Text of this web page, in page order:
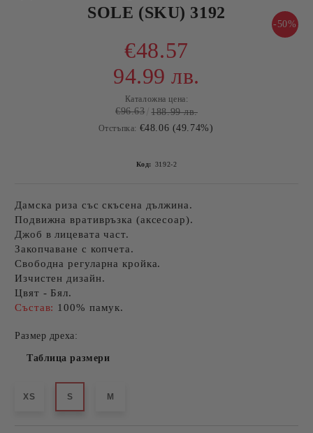
SOLE (SKU) 3192
-50%
€48.57
94.99 лв.
Каталожна цена:
€96.63 188.99 лв.
Отстъпка: €48.06 (49.74%)
Код: 3192-2
Дамска риза със скъсена дължина.
Подвижна вративръзка (аксесоар).
Джоб в лицевата част.
Закопчаване с копчета.
Свободна регуларна кройка.
Изчистен дизайн.
Цвят - Бял.
Състав: 100% памук.
Размер дреха:
Таблица размери
XS S M